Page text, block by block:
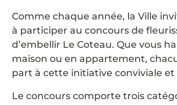
Comme chaque année, la Ville
à participer au concours de
d’embellir Le Coteau. Que vous
maison ou en appartement,
part à cette initiative conviviale et
Le concours comporte trois